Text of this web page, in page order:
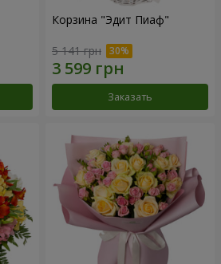
Корзина "Эдит Пиаф"
5 141 грн
Заказать